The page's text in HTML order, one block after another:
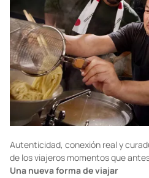
Autenticidad, conexión real y
de los viajeros momentos que
Una nueva forma de viajar